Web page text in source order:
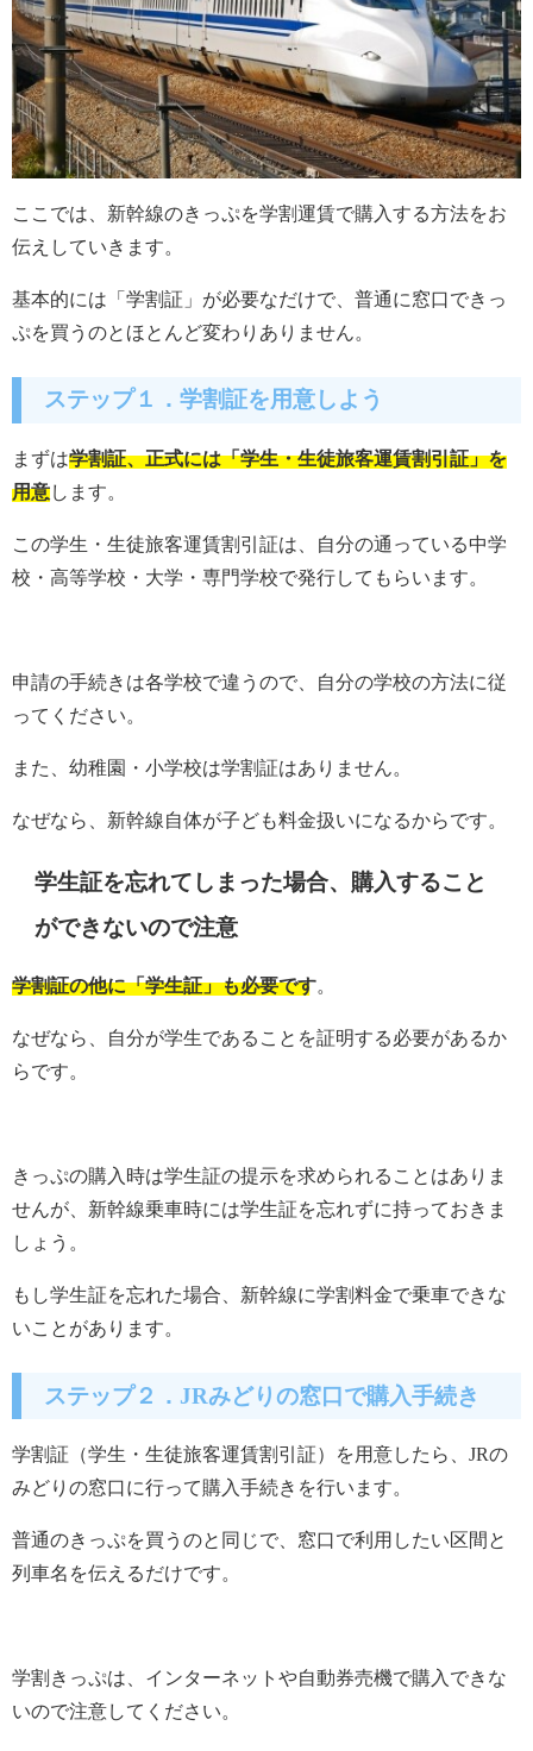
ここでは、新幹線のきっぷを学割運賃で購入する方法をお
伝えしていきます。
基本的には「学割証」が必要なだけで、普通に窓口できっ
ぷを買うのとほとんど変わりありません。
ステップ１．学割証を用意しよう
まずは学割証、正式には「学生・生徒旅客運賃割引証」を
用意します。
この学生・生徒旅客運賃割引証は、自分の通っている中学
校・高等学校・大学・専門学校で発行してもらいます。
申請の手続きは各学校で違うので、自分の学校の方法に従
ってください。
また、幼稚園・小学校は学割証はありません。
なぜなら、新幹線自体が子ども料金扱いになるからです。
学生証を忘れてしまった場合、購入すること
ができないので注意
学割証の他に「学生証」も必要です。
なぜなら、自分が学生であることを証明する必要があるか
らです。
きっぷの購入時は学生証の提示を求められることはありま
せんが、新幹線乗車時には学生証を忘れずに持っておきま
しょう。
もし学生証を忘れた場合、新幹線に学割料金で乗車できな
いことがあります。
ステップ２．JRみどりの窓口で購入手続き
学割証（学生・生徒旅客運賃割引証）を用意したら、JRの
みどりの窓口に行って購入手続きを行います。
普通のきっぷを買うのと同じで、窓口で利用したい区間と
列車名を伝えるだけです。
学割きっぷは、インターネットや自動券売機で購入できな
いので注意してください。